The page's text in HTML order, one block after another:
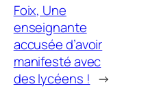
Foix, Une
enseignante
accusée d’avoir
manifesté avec
des lycéens ! →